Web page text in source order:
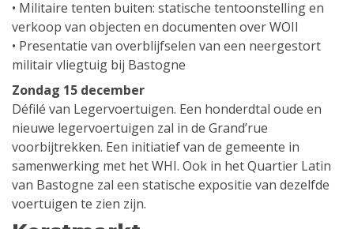
• Militaire tenten buiten: statische tentoonstelling en
verkoop van objecten en documenten over WOII
• Presentatie van overblijfselen van een neergestort
militair vliegtuig bij Bastogne
Zondag 15 december
Défilé van Legervoertuigen. Een honderdtal oude en
nieuwe legervoertuigen zal in de Grand’rue
voorbijtrekken. Een initiatief van de gemeente in
samenwerking met het WHI. Ook in het Quartier Latin
van Bastogne zal een statische expositie van dezelfde
voertuigen te zien zijn.